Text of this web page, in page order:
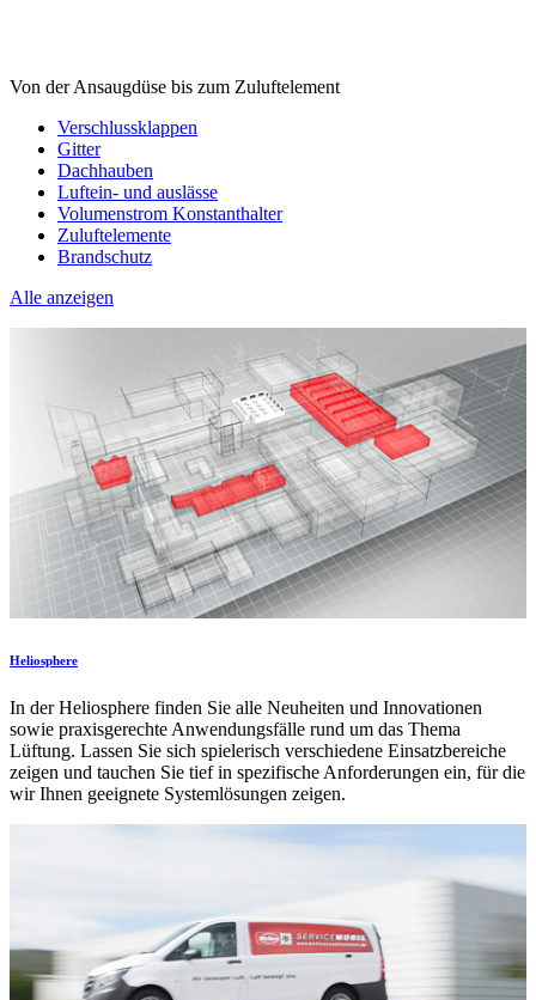
Von der Ansaugdüse bis zum Zuluftelement
Verschlussklappen
Gitter
Dachhauben
Luftein- und auslässe
Volumenstrom Konstanthalter
Zuluftelemente
Brandschutz
Alle anzeigen
Heliosphere
In der Heliosphere finden Sie alle Neuheiten und Innovationen
sowie praxisgerechte Anwendungsfälle rund um das Thema
Lüftung. Lassen Sie sich spielerisch verschiedene Einsatzbereiche
zeigen und tauchen Sie tief in spezifische Anforderungen ein, für die
wir Ihnen geeignete Systemlösungen zeigen.